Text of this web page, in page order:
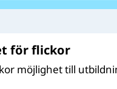
för flickor
möjlighet till